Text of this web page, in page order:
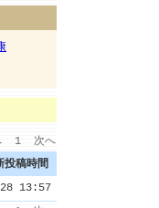
1
次へ
投稿時間
13:57